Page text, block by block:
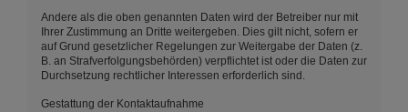
Andere als die oben genannten Daten wird der Betreiber nur mit
Ihrer Zustimmung an Dritte weitergeben. Dies gilt nicht, sofern er
auf Grund gesetzlicher Regelungen zur Weitergabe der Daten (z.
B. an Strafverfolgungsbehörden) verpflichtet ist oder die Daten zur
Durchsetzung rechtlicher Interessen erforderlich sind.
Gestattung der Kontaktaufnahme